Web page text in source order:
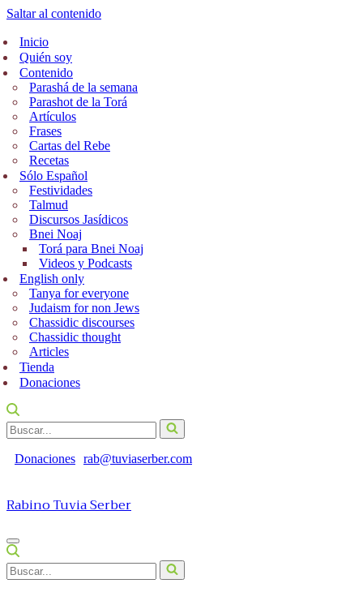
Saltar al contenido
Inicio
Quién soy
Contenido
Parashá de la semana
Parashot de la Torá
Artículos
Frases
Cartas del Rebe
Recetas
Sólo Español
Festividades
Talmud
Discursos Jasídicos
Bnei Noaj
Torá para Bnei Noaj
Videos y Podcasts
English only
Tanya for everyone
Judaism for non Jews
Chassidic discourses
Chassidic thought
Articles
Tienda
Donaciones
Buscar...
Donaciones rab@tuviaserber.com
Rabino Tuvia Serber
Menú
de
navegación
Buscar...